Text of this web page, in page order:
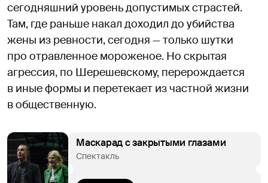
сегодняшний уровень допустимых страстей.
Там, где раньше накал доходил до убийства
жены из ревности, сегодня — только шутки
про отравленное мороженое. Но скрытая
агрессия, по Шерешевскому, перерождается
в иные формы и перетекает из частной жизни
в общественную.
Маскарад с закрытыми глазами
Спектакль